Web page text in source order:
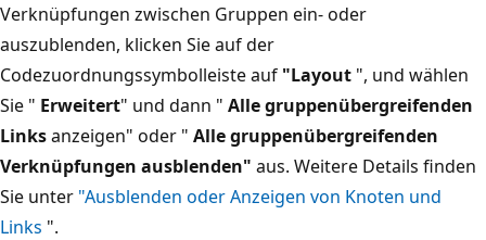
Verknüpfungen zwischen Gruppen ein- oder
auszublenden, klicken Sie auf der
Codezuordnungssymbolleiste auf "Layout ", und wählen
Sie " Erweitert" und dann " Alle gruppenübergreifenden
Linksanzeigen" oder " Alle gruppenübergreifenden
Verknüpfungen ausblenden" aus. Weitere Details finden
Sie unter "Ausblenden oder Anzeigen von Knoten und
Links ".